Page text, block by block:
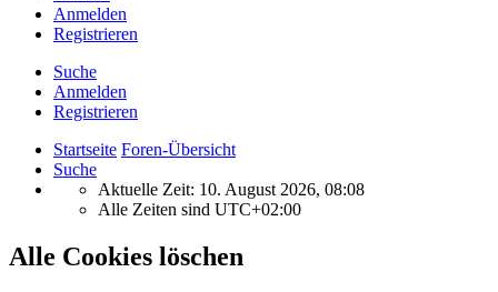
Anmelden
Registrieren
Suche
Anmelden
Registrieren
Startseite Foren-Übersicht
Suche
Aktuelle Zeit: 10. August 2026, 08:08
Alle Zeiten sind UTC+02:00
Alle Cookies löschen